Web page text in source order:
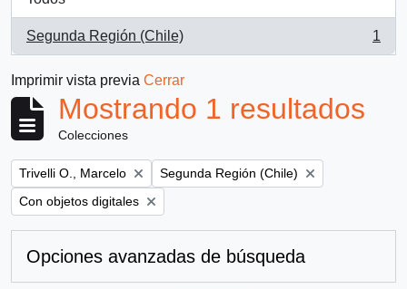
Segunda Región (Chile)
, 1 resultados
1
Imprimir vista previa Cerrar
Mostrando 1 resultados
Colecciones
Remove filter:
Trivelli O., Marcelo Remove filter:
Segunda Región (Chile)
Remove filter:
Con objetos digitales
Opciones avanzadas de búsqueda